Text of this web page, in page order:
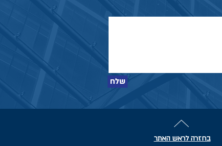
שלח
בחזרה לראש האתר